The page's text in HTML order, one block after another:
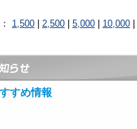
1,500 2,500 5,000 10,000
すめ情報